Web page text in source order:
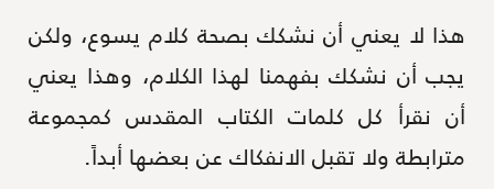
هذا لا يعني أن نشكك بصحة كلام يسوع، ولكن
يجب أن نشكك بفهمنا لهذا الكلام، وهذا يعني
أن نقرأ كل كلمات الكتاب المقدس كمجموعة
مترابطة ولا تقبل الانفكاك عن بعضها أبداً.